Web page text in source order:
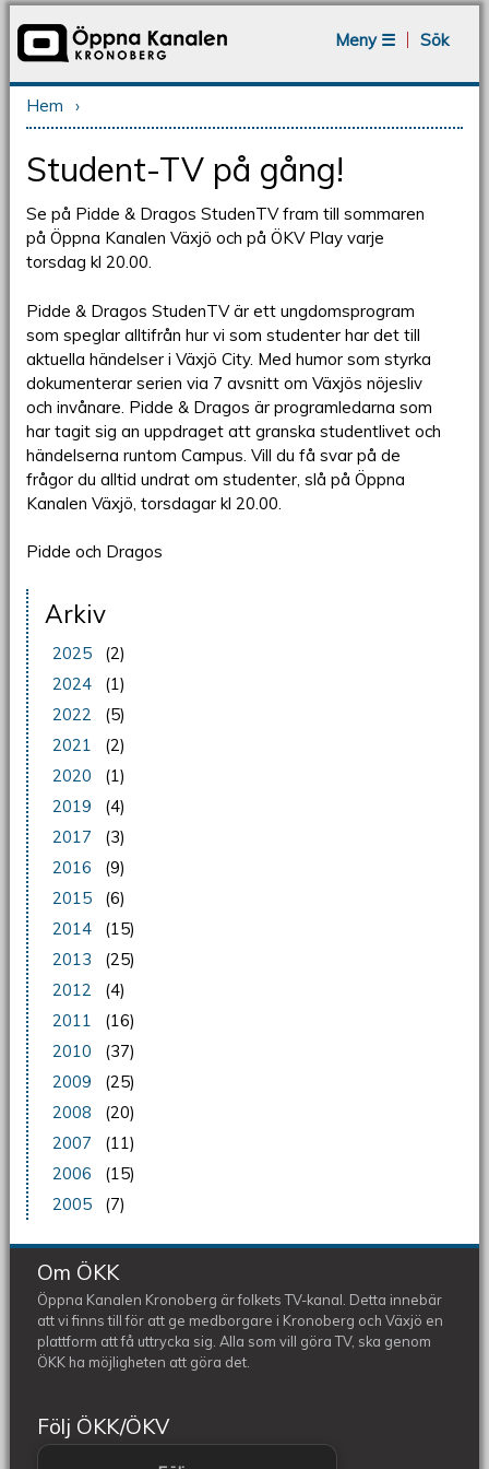
Meny ☰
Sök
Du är här
Hem ›
Student-TV på gång!
Se på Pidde & Dragos StudenTV fram till sommaren
på Öppna Kanalen Växjö och på ÖKV Play varje
torsdag kl 20.00.
Pidde & Dragos StudenTV är ett ungdomsprogram
som speglar alltifrån hur vi som studenter har det till
aktuella händelser i Växjö City. Med humor som styrka
dokumenterar serien via 7 avsnitt om Växjös nöjesliv
och invånare. Pidde & Dragos är programledarna som
har tagit sig an uppdraget att granska studentlivet och
händelserna runtom Campus. Vill du få svar på de
frågor du alltid undrat om studenter, slå på Öppna
Kanalen Växjö, torsdagar kl 20.00.
Pidde och Dragos
Arkiv
2025
(2)
2024
(1)
2022
(5)
2021
(2)
2020
(1)
2019
(4)
2017
(3)
2016
(9)
2015
(6)
2014
(15)
2013
(25)
2012
(4)
2011
(16)
2010
(37)
2009
(25)
2008
(20)
2007
(11)
2006
(15)
2005
(7)
Om ÖKK
Öppna Kanalen Kronoberg är folkets TV-kanal. Detta innebär
att vi finns till för att ge medborgare i Kronoberg och Växjö en
plattform att få uttrycka sig. Alla som vill göra TV, ska genom
ÖKK ha möjligheten att göra det.
Följ ÖKK/ÖKV